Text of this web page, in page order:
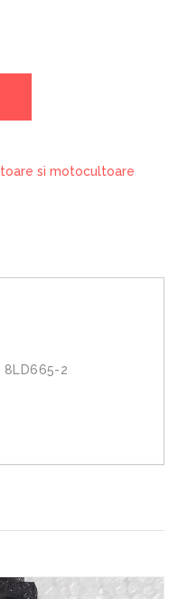
si motocultoare
8LD665-2